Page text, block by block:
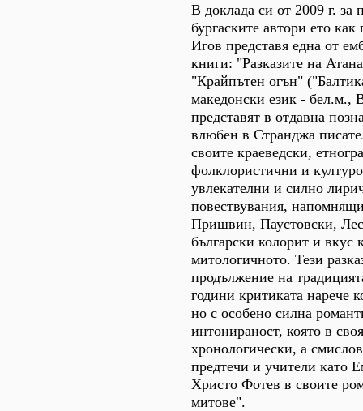
В доклада си от 2009 г. за
бургаските автори ето
Игов представя една от
книги: "Разказите на
"Крайпътен огън"
македонски език -
представят в отдавна
влюбен в Странджа
своите краеведски,
фолклористични и
увлекателни и силно
повествувания,
Пришвин, Паустовски,
български колорит и вкус
митологичното. Тези
продължение на
години критиката нарече
но с особено силна
интонираност, която в
хронологически, а
предтечи и учители като
Христо Фотев в своите
митове".